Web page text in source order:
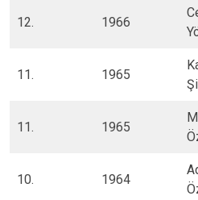
​12. 1966
11.​ ​1965
11.​ ​​1965
10.​ ​1964